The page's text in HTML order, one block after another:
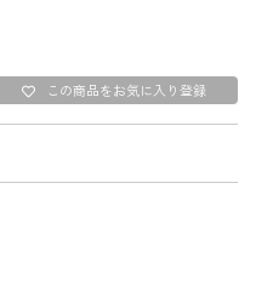
この商品をお気に入り登録